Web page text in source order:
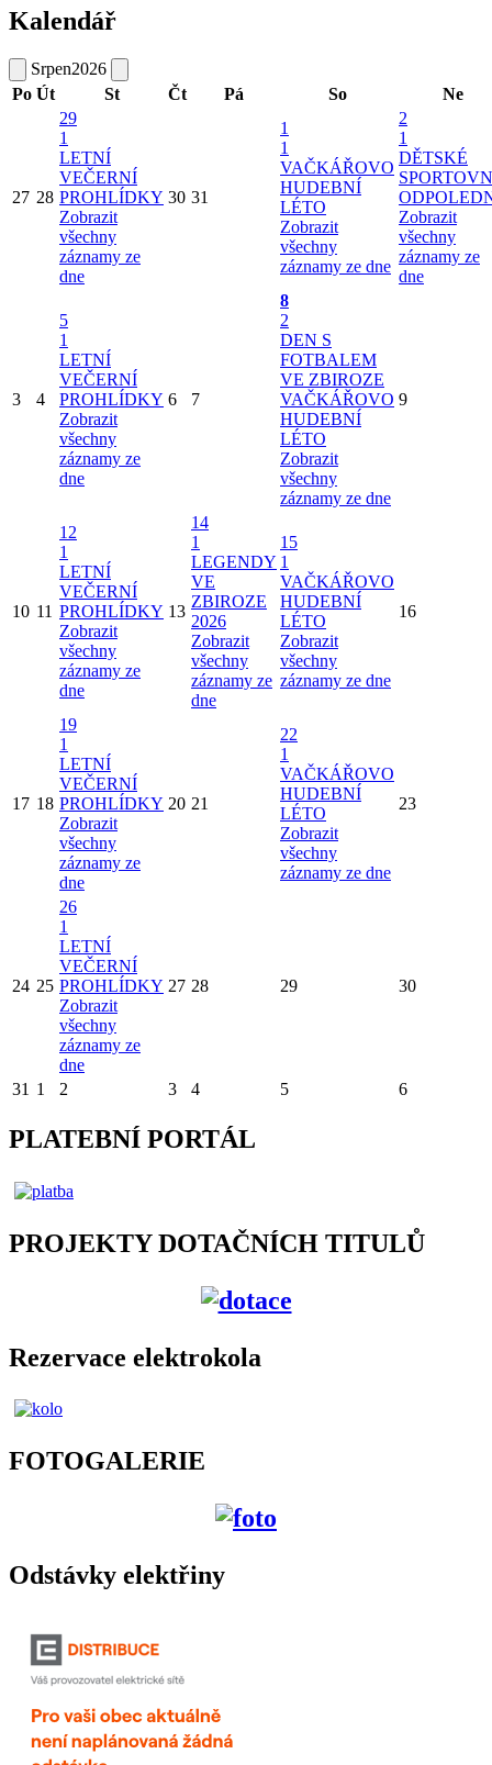
Kalendář
Srpen2026
Po Út St Čt Pá So Ne
27 28
29
1
LETNÍ
VEČERNÍ
PROHLÍDKY
Zobrazit
všechny
záznamy ze
dne
30 31
1
1
VAČKÁŘOVO
HUDEBNÍ
LÉTO
Zobrazit
všechny
záznamy ze dne
2
1
DĚTSKÉ
Zobrazit
všechny
záznamy ze
dne
3 4
5
1
LETNÍ
VEČERNÍ
PROHLÍDKY
Zobrazit
všechny
záznamy ze
dne
6 7
8
2
DEN S
FOTBALEM
VE ZBIROZE
VAČKÁŘOVO
HUDEBNÍ
LÉTO
Zobrazit
všechny
záznamy ze dne
9
10 11
12
1
LETNÍ
VEČERNÍ
PROHLÍDKY
Zobrazit
všechny
záznamy ze
dne
13
14
1
LEGENDY
VE
ZBIROZE
2026
Zobrazit
všechny
záznamy ze
dne
15
1
VAČKÁŘOVO
HUDEBNÍ
LÉTO
Zobrazit
všechny
záznamy ze dne
16
17 18
19
1
LETNÍ
VEČERNÍ
PROHLÍDKY
Zobrazit
všechny
záznamy ze
dne
20 21
22
1
VAČKÁŘOVO
HUDEBNÍ
LÉTO
Zobrazit
všechny
záznamy ze dne
23
24 25
26
1
LETNÍ
VEČERNÍ
PROHLÍDKY
Zobrazit
všechny
záznamy ze
dne
27 28 29 30
31 1 2 3 4 5 6
PLATEBNÍ PORTÁL
PROJEKTY DOTAČNÍCH TITULŮ
Rezervace elektrokola
FOTOGALERIE
Odstávky elektřiny